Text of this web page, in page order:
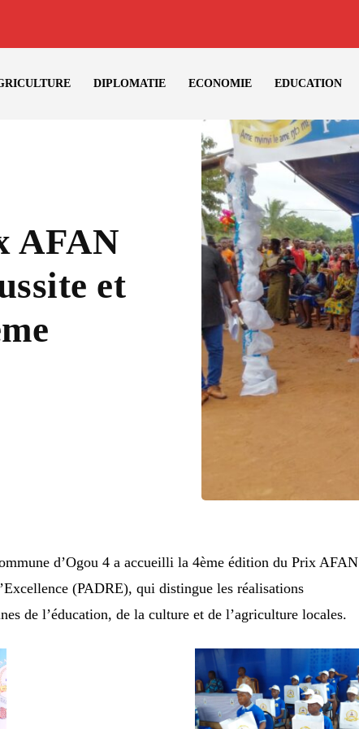
DIPLOMATIE ECONOMIE EDUCATION
AFAN
et
d’Ogou 4 a accueilli la 4ème édition du Prix AFAN
(PADRE), qui distingue les réalisations
de l’éducation, de la culture et de l’agriculture locales.